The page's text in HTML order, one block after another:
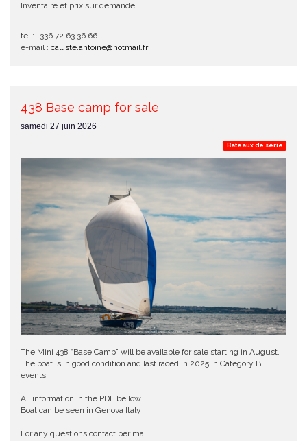
Inventaire et prix sur demande
tel : +336 72 63 36 66
e-mail : calliste.antoine@hotmail.fr
438 Base camp for sale
samedi 27 juin 2026
Bateaux de série
The Mini 438 “Base Camp” will be available for sale starting in August.
The boat is in good condition and last raced in 2025 in Category B
events.
All information in the PDF bellow.
Boat can be seen in Genova Italy
For any questions contact per mail